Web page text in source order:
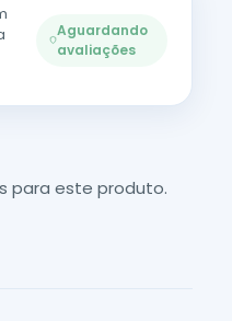
Aguardando
avaliações
para este produto.